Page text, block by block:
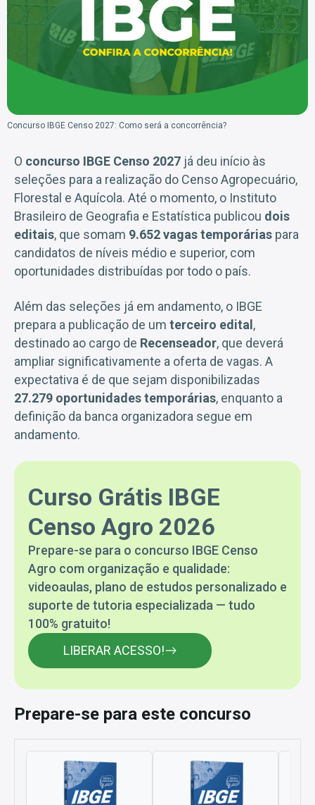
Concurso IBGE Censo 2027: Como será a concorrência?
O concurso IBGE Censo 2027 já deu início às
seleções para a realização do Censo Agropecuário,
Florestal e Aquícola. Até o momento, o Instituto
Brasileiro de Geografia e Estatística publicou dois
editais, que somam 9.652 vagas temporárias para
candidatos de níveis médio e superior, com
oportunidades distribuídas por todo o país.
Além das seleções já em andamento, o IBGE
prepara a publicação de um terceiro edital ,
destinado ao cargo de Recenseador, que deverá
ampliar significativamente a oferta de vagas. A
expectativa é de que sejam disponibilizadas
27.279 oportunidades temporárias, enquanto a
definição da banca organizadora segue em
andamento.
Curso Grátis IBGE
Censo Agro 2026
Prepare-se para o concurso IBGE Censo
Agro com organização e qualidade:
videoaulas, plano de estudos personalizado e
suporte de tutoria especializada — tudo
100% gratuito!
LIBERAR ACESSO!
Prepare-se para este concurso